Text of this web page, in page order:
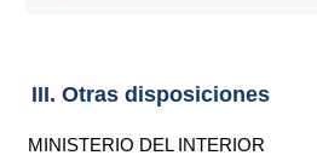
III. Otras disposiciones
MINISTERIO DEL INTERIOR